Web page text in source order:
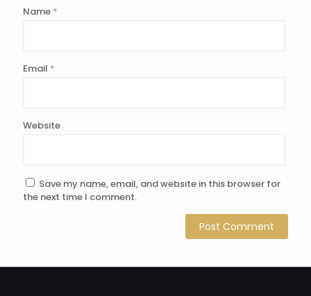
Name *
Email *
Website
Save my name, email, and website in this browser for
the next time I comment.